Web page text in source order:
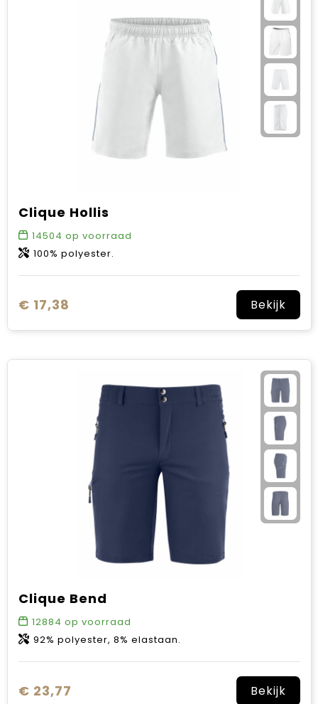
Clique Hollis
14504 op voorraad
100% polyester.
€ 17,38 Bekijk
Clique Bend
12884 op voorraad
92% polyester, 8% elastaan.
€ 23,77 Bekijk